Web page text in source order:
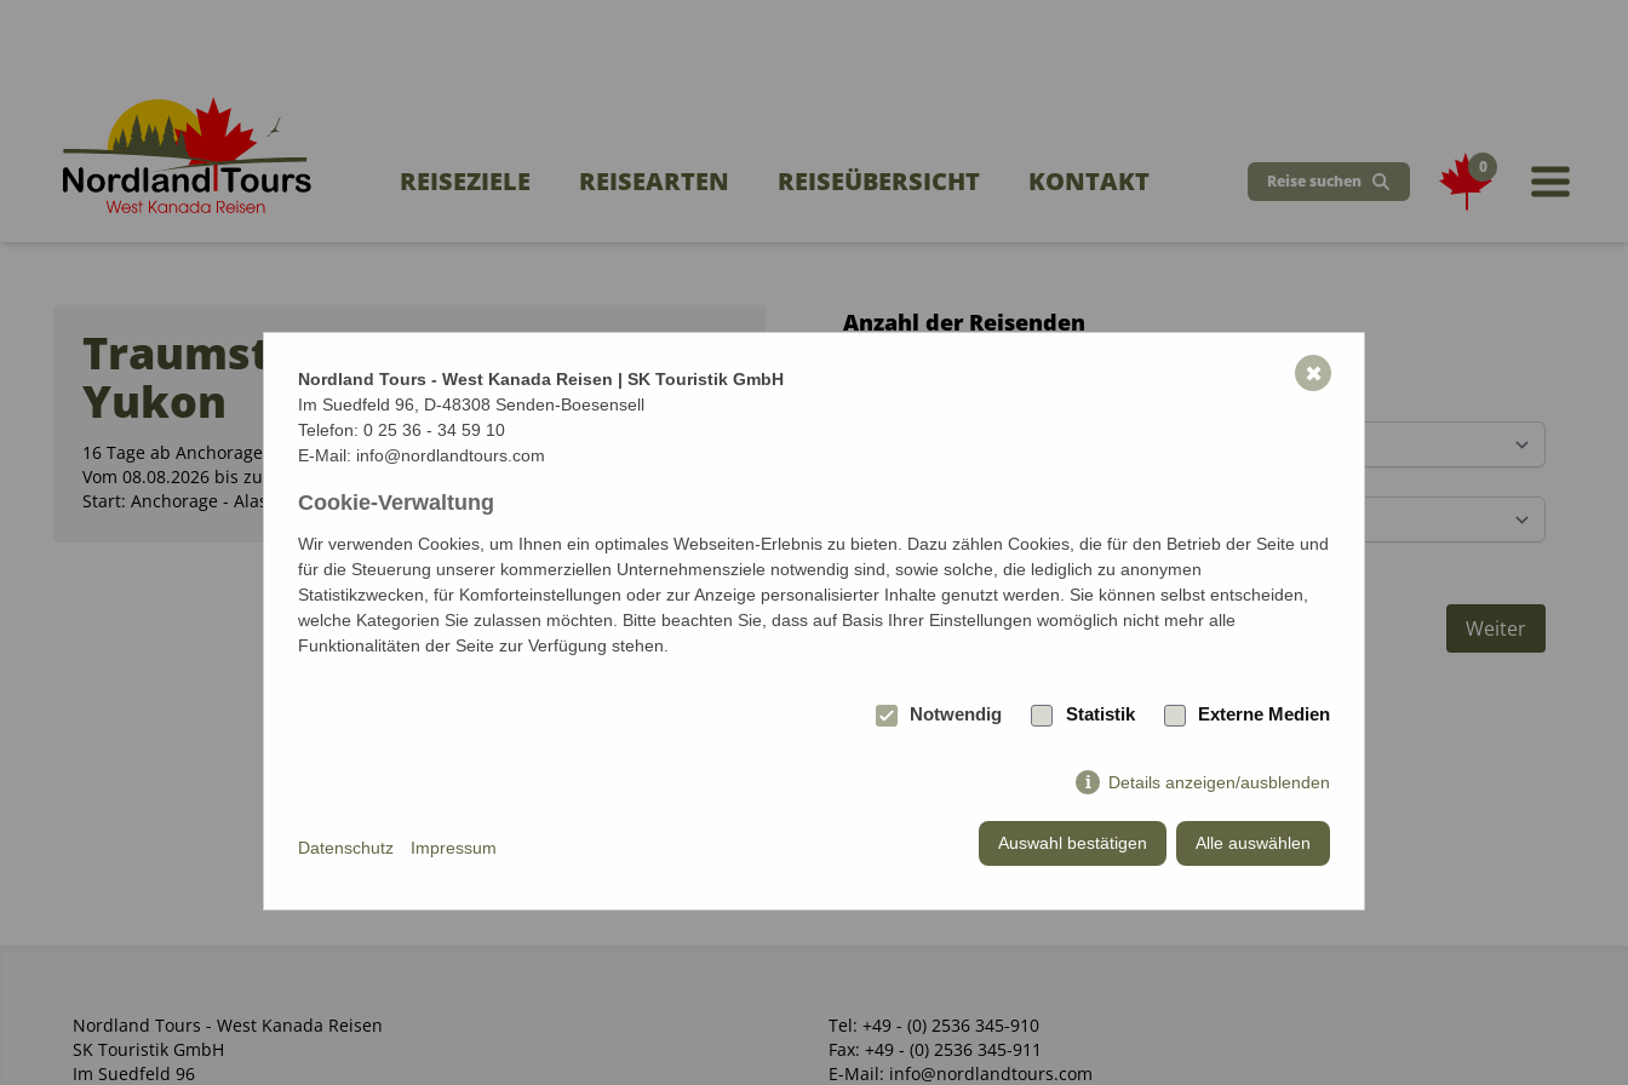
REISEZIELE REISEARTEN REISEÜBERSICHT KONTAKT Reise suchen
0
Traumstrassen in Alaska &
Yukon
16 Tage ab Anchorage / bis Whitehorse
Vom 08.08.2026 bis zum 23.08.2026 (16 Tage)
Start: Anchorage - Alaska | Ziel: Whitehorse
Anzahl der Reisenden
Jahren*
Weiter
Nordland Tours - West Kanada Reisen
SK Touristik GmbH
Im Suedfeld 96
Tel: +49 - (0) 2536 345-910
Fax: +49 - (0) 2536 345-911
E-Mail: info@nordlandtours.com
Nordland Tours - West Kanada Reisen | SK Touristik GmbH
Im Suedfeld 96, D-48308 Senden-Boesensell
Telefon: 0 25 36 - 34 59 10
E-Mail: info@nordlandtours.com
Cookie-Verwaltung
Wir verwenden Cookies, um Ihnen ein optimales Webseiten-Erlebnis zu bieten. Dazu zählen Cookies, die für den Betrieb der Seite und
für die Steuerung unserer kommerziellen Unternehmensziele notwendig sind, sowie solche, die lediglich zu anonymen
Statistikzwecken, für Komforteinstellungen oder zur Anzeige personalisierter Inhalte genutzt werden. Sie können selbst entscheiden,
welche Kategorien Sie zulassen möchten. Bitte beachten Sie, dass auf Basis Ihrer Einstellungen womöglich nicht mehr alle
Funktionalitäten der Seite zur Verfügung stehen.
Notwendig Statistik Externe Medien
Details anzeigen/ausblenden
Auswahl bestätigen Alle auswählen
Datenschutz Impressum
✖